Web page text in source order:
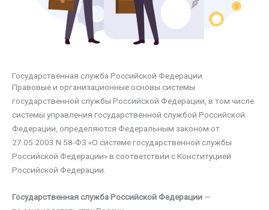
Государственная служба Российской Федерации
Правовые и организационные основы системы
государственной службы Российской Федерации, в том числе
системы управления государственной службой Российской
Федерации, определяются Федеральным законом от
27.05.2003 N 58-ФЗ «О системе государственной службы
Российской Федерации» в соответствии с Конституцией
Российской Федерации.
Государственная служба Российской Федерации —